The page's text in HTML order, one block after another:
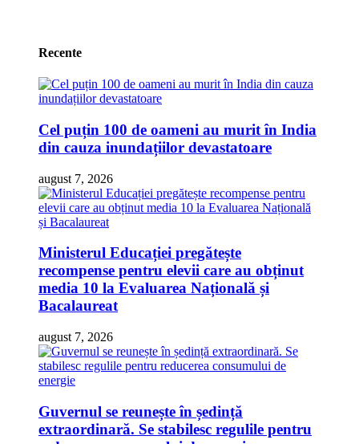
Recente
Cel puțin 100 de oameni au murit în India
din cauza inundațiilor devastatoare
august 7, 2026
Ministerul Educației pregătește
recompense pentru elevii care au obținut
media 10 la Evaluarea Națională și
Bacalaureat
august 7, 2026
Guvernul se reunește în ședință
extraordinară. Se stabilesc regulile pentru